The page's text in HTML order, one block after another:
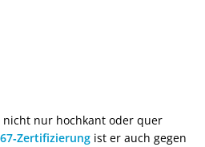
nicht nur hochkant oder quer
ist er auch gegen